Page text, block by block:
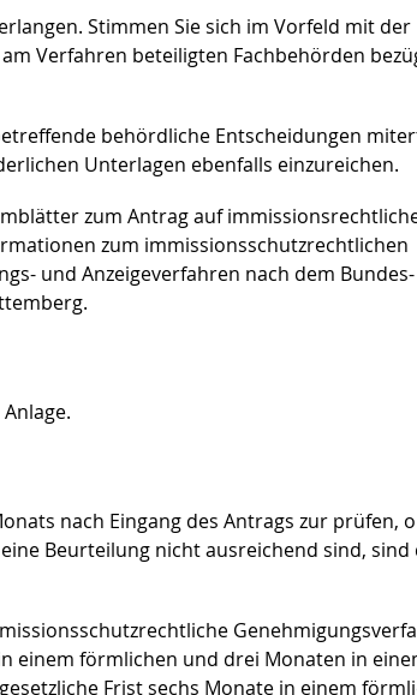
Stimmen Sie sich im Vorfeld mit der
Verfahren beteiligten Fachbehörden
behördliche Entscheidungen
Unterlagen ebenfalls einzureichen.
zum Antrag auf
zum immissionsschutzrechtlichen
und Anzeigeverfahren nach dem Bundes-
nach Eingang des Antrags zur prüfen,
Beurteilung nicht ausreichend sind, sind
einem förmlichen und drei Monaten in
Frist sechs Monate in einem